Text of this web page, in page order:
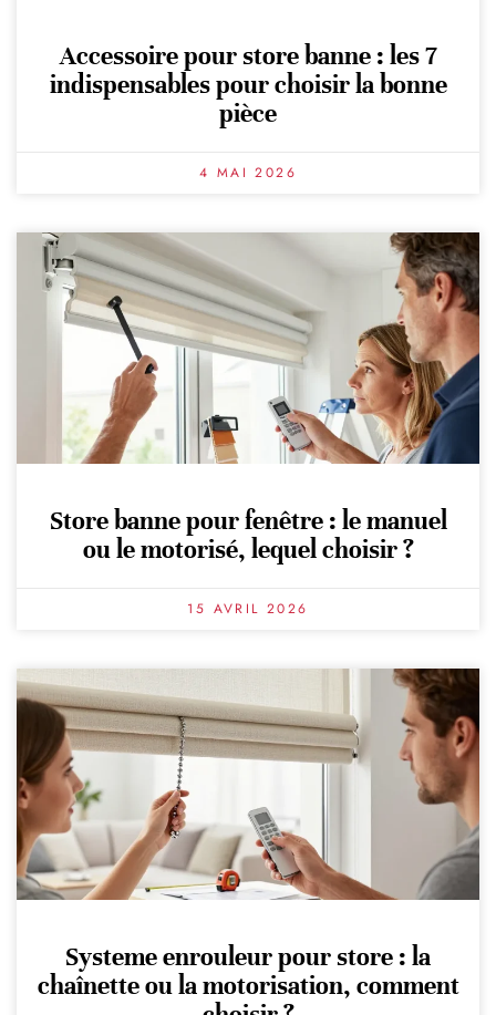
Accessoire pour store banne : les 7
indispensables pour choisir la bonne
pièce
4 MAI 2026
Store banne pour fenêtre : le manuel
ou le motorisé, lequel choisir ?
15 AVRIL 2026
Systeme enrouleur pour store : la
chaînette ou la motorisation, comment